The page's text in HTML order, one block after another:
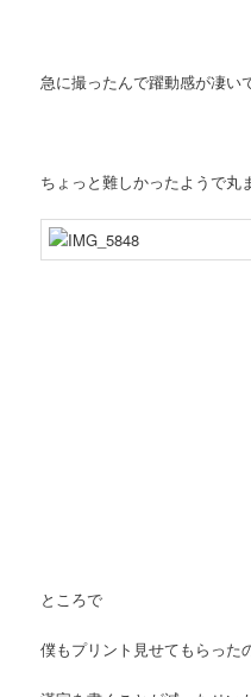
急に撮ったんで躍動感が凄い
ちょっと難しかったようで丸
ところで
僕もプリント見せてもらった